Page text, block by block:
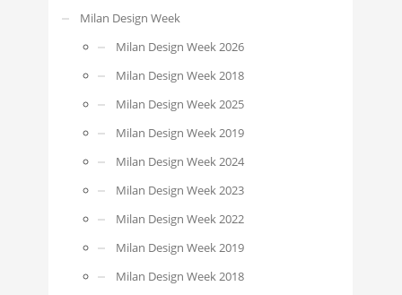
Milan Design Week
Milan Design Week 2026
Milan Design Week 2018
Milan Design Week 2025
Milan Design Week 2019
Milan Design Week 2024
Milan Design Week 2023
Milan Design Week 2022
Milan Design Week 2019
Milan Design Week 2018